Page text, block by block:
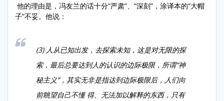
他的理由是，冯友兰的话十分“严肃”、“深刻”，涂译本的“大帽
子”不妥。他说：
(3) 人从已知出发，去探索未知，这是对无限的探
索，最后总要达到人的认识的边际极限，所谓“神
秘主义”，其实无非是指达到边际极限后，人们向
前眺望自己不懂 得、无法加以解释的东西，只有